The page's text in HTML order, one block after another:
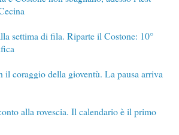
settima di fila. Riparte il Costone: 10°
il coraggio della gioventù. La pausa arriva
alla rovescia. Il calendario è il primo